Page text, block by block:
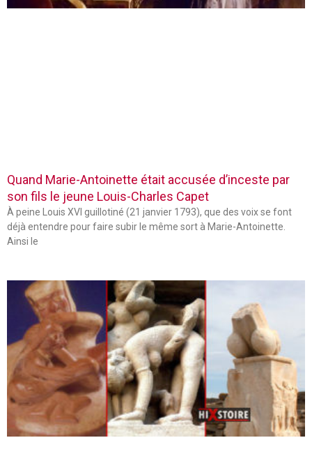
Quand Marie-Antoinette était accusée d’inceste par
son fils le jeune Louis-Charles Capet
À peine Louis XVI guillotiné (21 janvier 1793), que des voix se font
déjà entendre pour faire subir le même sort à Marie-Antoinette.
Ainsi le